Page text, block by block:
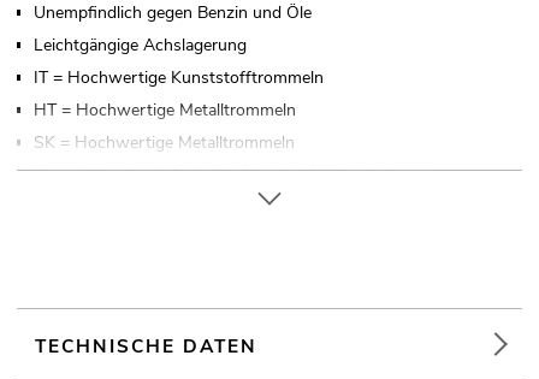
Unempfindlich gegen Benzin und Öle
Leichtgängige Achslagerung
IT = Hochwertige Kunststofftrommeln
HT = Hochwertige Metalltrommeln
SK = Hochwertige Metalltrommeln
Für Mikrokabel XLR-XLR, LS-Kabel, CEE-Kabel, Multicore...
TECHNISCHE DATEN